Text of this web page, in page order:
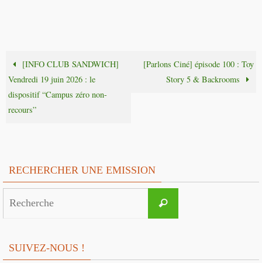
[INFO CLUB SANDWICH]
Vendredi 19 juin 2026 : le
dispositif “Campus zéro non-
recours”
[Parlons Ciné] épisode 100 : Toy
Story 5 & Backrooms
RECHERCHER UNE EMISSION
Recherche
SUIVEZ-NOUS !